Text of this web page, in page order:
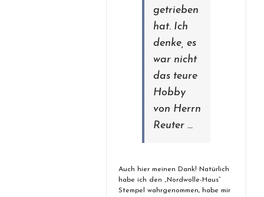
getrieben
hat. Ich
denke, es
war nicht
das teure
Hobby
von Herrn
Reuter …
Auch hier meinen Dank! Natürlich
habe ich den „Nordwolle-Haus“
Stempel wahrgenommen, habe mir